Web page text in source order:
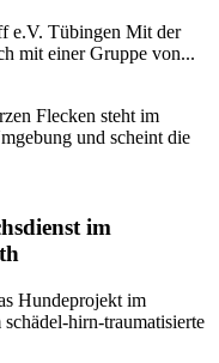
e.V. Tübingen Mit der
mit einer Gruppe von...
im
Hundeprojekt im
hirn-traumatisierte